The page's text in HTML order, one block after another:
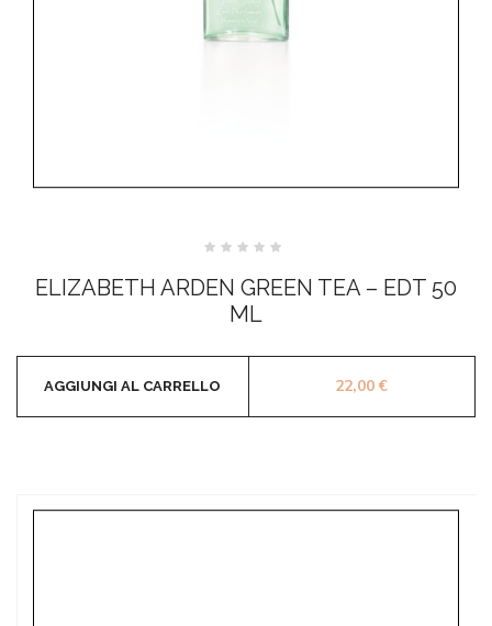
su
5
ELIZABETH ARDEN GREEN TEA – EDT 50
ML
22,00€
AGGIUNGI AL CARRELLO